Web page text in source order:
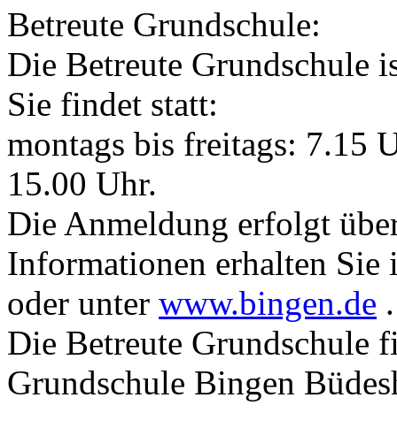
Betreute Grundschule:
Die Betreute Grundschule
Sie findet statt:
montags bis freitags: 7.15
15.00 Uhr.
Die Anmeldung erfolgt
Informationen erhalten Sie
oder unter www.bingen.de .
Die Betreute Grundschule
Grundschule Bingen